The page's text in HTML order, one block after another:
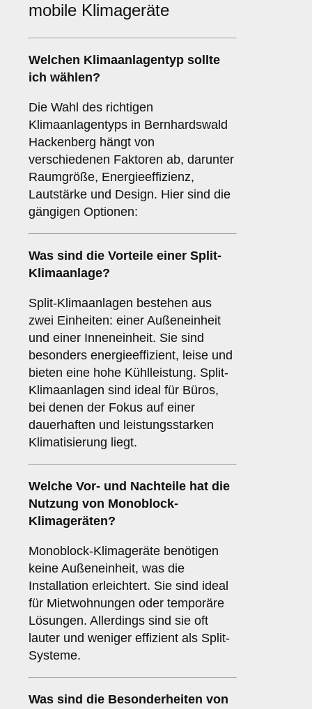
mobile Klimageräte
Welchen Klimaanlagentyp sollte
ich wählen?
Die Wahl des richtigen
Klimaanlagentyps in Bernhardswald
Hackenberg hängt von
verschiedenen Faktoren ab, darunter
Raumgröße, Energieeffizienz,
Lautstärke und Design. Hier sind die
gängigen Optionen:
Was sind die Vorteile einer Split-
Klimaanlage?
Split-Klimaanlagen bestehen aus
zwei Einheiten: einer Außeneinheit
und einer Inneneinheit. Sie sind
besonders energieeffizient, leise und
bieten eine hohe Kühlleistung. Split-
Klimaanlagen sind ideal für Büros,
bei denen der Fokus auf einer
dauerhaften und leistungsstarken
Klimatisierung liegt.
Welche Vor- und Nachteile hat die
Nutzung von Monoblock-
Klimageräten?
Monoblock-Klimageräte benötigen
keine Außeneinheit, was die
Installation erleichtert. Sie sind ideal
für Mietwohnungen oder temporäre
Lösungen. Allerdings sind sie oft
lauter und weniger effizient als Split-
Systeme.
Was sind die Besonderheiten von